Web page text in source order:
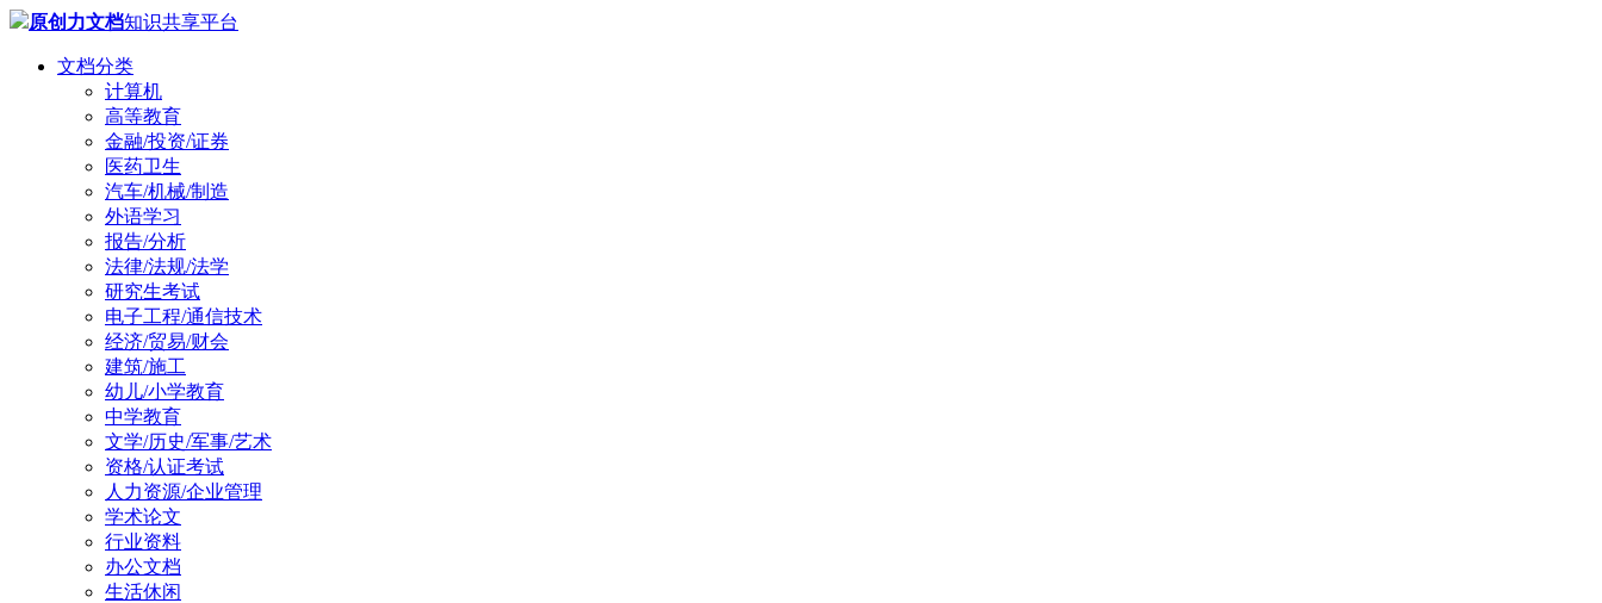
原创力文档知识共享平台
文档分类
计算机
高等教育
金融/投资/证券
医药卫生
汽车/机械/制造
外语学习
报告/分析
法律/法规/法学
研究生考试
电子工程/通信技术
经济/贸易/财会
建筑/施工
幼儿/小学教育
中学教育
文学/历史/军事/艺术
资格/认证考试
人力资源/企业管理
学术论文
行业资料
办公文档
生活休闲